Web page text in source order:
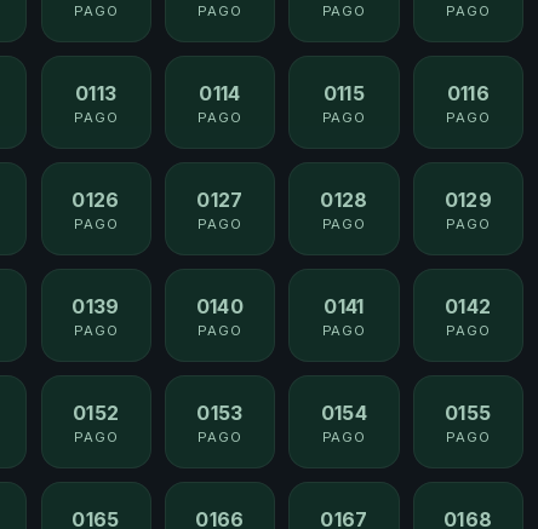
PAGO PAGO PAGO PAGO
0113
PAGO
0114
PAGO
0115
PAGO
0116
PAGO
0126
PAGO
0127
PAGO
0128
PAGO
0129
PAGO
0139
PAGO
0140
PAGO
0141
PAGO
0142
PAGO
0152
PAGO
0153
PAGO
0154
PAGO
0155
PAGO
0165 0166 0167 0168